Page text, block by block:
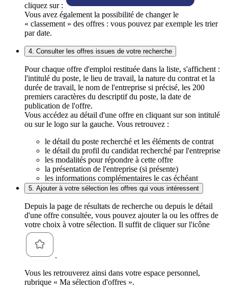
cliquez sur :
Vous avez également la possibilité de changer le
« classement » des offres : vous pouvez par exemple les trier
par date.
4. Consulter les offres issues de votre recherche
Pour chaque offre d'emploi restituée dans la liste, s'affichent :
l'intitulé du poste, le lieu de travail, la nature du contrat et la
durée de travail, le nom de l'entreprise si précisé, les 200
premiers caractères du descriptif du poste, la date de
publication de l'offre.
Vous accédez au détail d'une offre en cliquant sur son intitulé
ou sur le logo sur la gauche. Vous retrouvez :
le détail du poste recherché et les éléments de contrat
le détail du profil du candidat recherché par l'entreprise
les modalités pour répondre à cette offre
la présentation de l'entreprise (si présente)
les informations complémentaires le cas échéant
5. Ajouter à votre sélection les offres qui vous intéressent
Depuis la page de résultats de recherche ou depuis le détail
d'une offre consultée, vous pouvez ajouter la ou les offres de
votre choix à votre sélection. Il suffit de cliquer sur l'icône
.
Vous les retrouverez ainsi dans votre espace personnel,
rubrique « Ma sélection d'offres ».